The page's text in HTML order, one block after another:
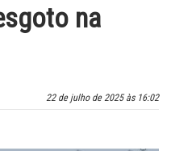
na
22 de julho de 2025 às 16:02